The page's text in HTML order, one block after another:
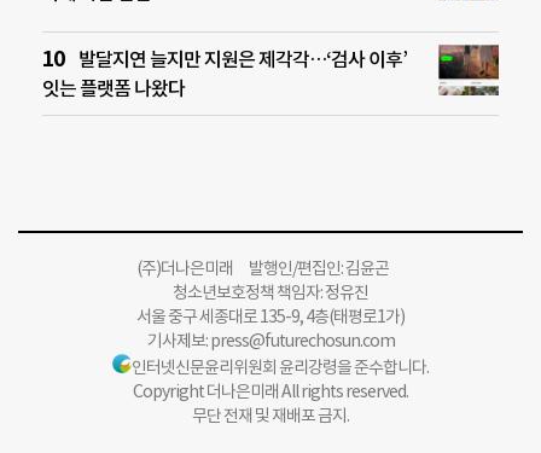
발달지연 늘지만 지원은 제각각…‘검사 이후’
잇는 플랫폼 나왔다
(주)더나은미래 발행인/편집인: 김윤곤
청소년보호정책 책임자: 정유진
서울 중구 세종대로 135-9, 4층(태평로1가)
기사제보:press@futurechosun.com
인터넷신문윤리위원회 윤리강령을 준수합니다.
Copyright 더나은미래 All rights reserved.
무단 전재 및 재배포 금지.